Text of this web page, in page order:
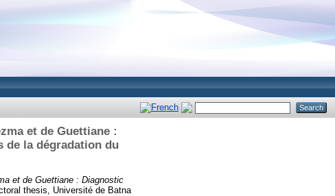
et de Guettiane :
de la dégradation du
et de Guettiane : Diagnostic
thesis, Université de Batna